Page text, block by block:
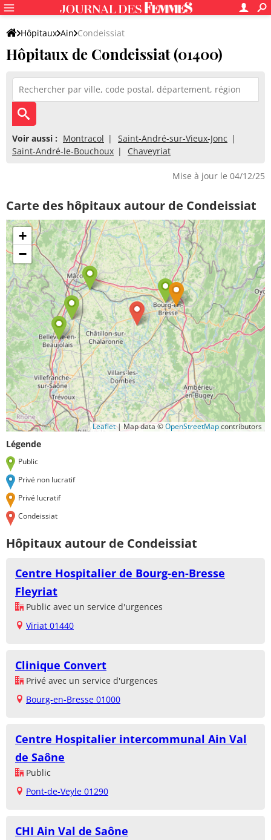
Hôpitaux Ain Condeissiat
Hôpitaux de Condeissiat (01400)
Voir aussi : Montracol
Saint-André-sur-Vieux-Jonc
Saint-André-le-Bouchoux
Chaveyriat
Mise à jour le 04/12/25
Carte des hôpitaux autour de Condeissiat
+
−
Leaflet| Map data ©OpenStreetMapcontributors
Légende
Public
Privé non lucratif
Privé lucratif
Condeissiat
Hôpitaux autour de Condeissiat
Centre Hospitalier de Bourg-en-Bresse
Fleyriat
Public avec un service d'urgences
Viriat 01440
Clinique Convert
Privé avec un service d'urgences
Bourg-en-Bresse 01000
Centre Hospitalier intercommunal Ain Val
de Saône
Public
Pont-de-Veyle 01290
CHI Ain Val de Saône